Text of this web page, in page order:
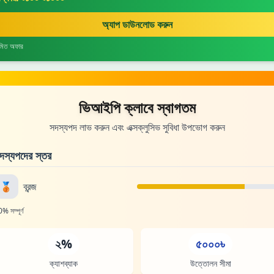
অ্যাপ ডাউনলোড করুন
অফার
ভিআইপি ক্লাবে স্বাগতম
সদস্যপদ লাভ করুন এবং এক্সক্লুসিভ সুবিধা উপভোগ করুন
স্তর
🥉 ব্রন্জ
সম্পূর্ণ
২%
ক্যাশব্যাক
৫০০০৳
উত্তোলন সীমা